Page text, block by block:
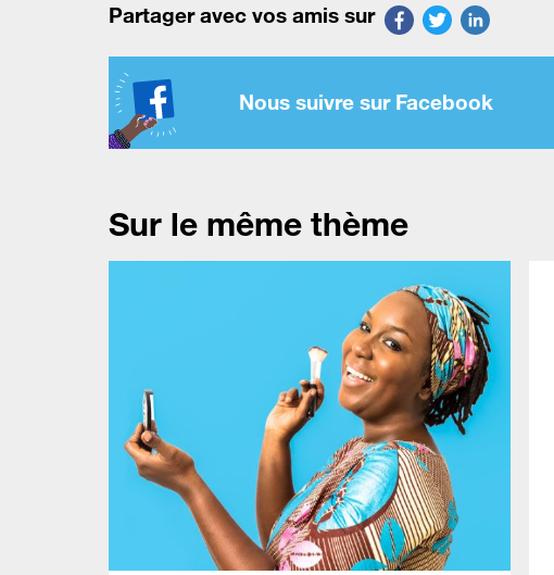
Partager avec vos amis sur
Nous suivre sur Facebook
Sur le même thème